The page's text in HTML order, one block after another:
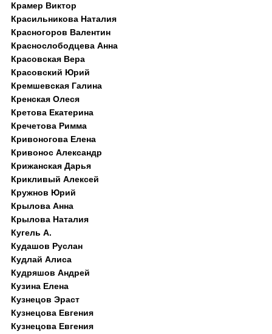
Крамер Виктор
Красильникова Наталия
Красногоров Валентин
Краснослободцева Анна
Красовская Вера
Красовский Юрий
Кремшевская Галина
Кренская Олеся
Кретова Екатерина
Кречетова Римма
Кривоногова Елена
Кривонос Александр
Крижанская Дарья
Крикливый Алексей
Кружнов Юрий
Крылова Анна
Крылова Наталия
Кугель А.
Кудашов Руслан
Кудлай Алиса
Кудряшов Андрей
Кузина Елена
Кузнецов Эраст
Кузнецова Евгения
Кузнецова Евгения